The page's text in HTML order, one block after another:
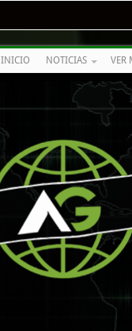
INICIO NOTICIAS VER